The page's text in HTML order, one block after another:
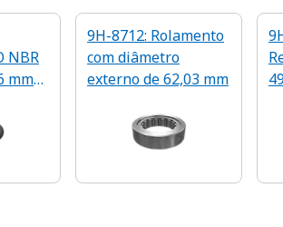
NBR
mm
9H-8712: Rolamento
com diâmetro
externo de 62,03 mm